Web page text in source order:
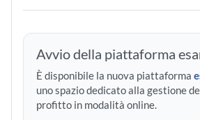
Avvio della piattaforma
È disponibile la nuova piattaforma
uno spazio dedicato alla gestione
profitto in modalità online.